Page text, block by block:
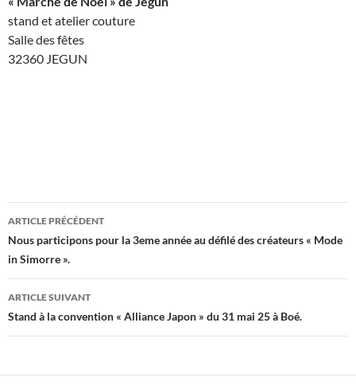
stand et atelier couture
Salle des fêtes
32360 JEGUN
Navigation
des
articles
ARTICLE PRÉCÉDENT
Nous participons pour la 3eme année au défilé des créateurs « Mode
in Simorre ».
ARTICLE SUIVANT
Stand à la convention « Alliance Japon » du 31 mai 25 à Boé.